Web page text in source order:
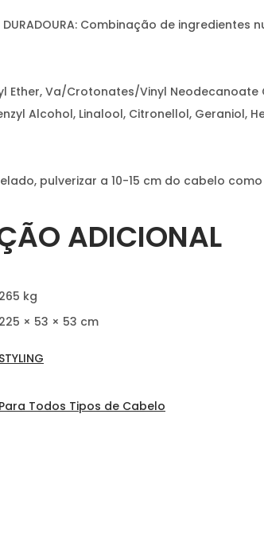
DURADOURA: Combinação de
Ether, Va/Crotonates/Vinyl
Alcohol, Linalool, Citronellol,
pulverizar a 10-15 cm do cabelo
ADICIONAL
265 kg
225 × 53 × 53 cm
STYLING
Para Todos Tipos de Cabelo